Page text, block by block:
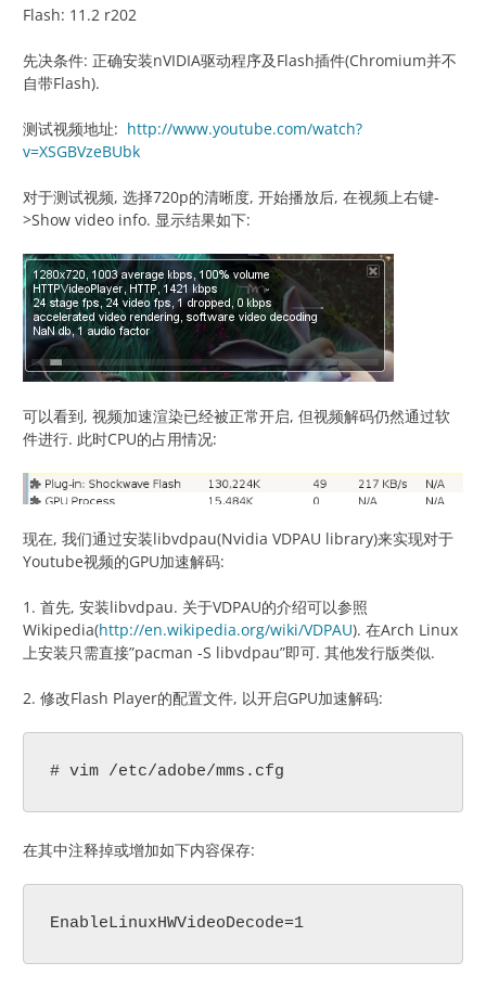
Flash: 11.2 r202
先决条件: 正确安装nVIDIA驱动程序及Flash插件(Chromium并不
自带Flash).
测试视频地址: http://www.youtube.com/watch?
v=XSGBVzeBUbk
对于测试视频, 选择720p的清晰度, 开始播放后, 在视频上右键-
>Show video info. 显示结果如下:
可以看到, 视频加速渲染已经被正常开启, 但视频解码仍然通过软
件进行. 此时CPU的占用情况:
现在, 我们通过安装libvdpau(Nvidia VDPAU library)来实现对于
Youtube视频的GPU加速解码:
1. 首先, 安装libvdpau. 关于VDPAU的介绍可以参照
Wikipedia(http://en.wikipedia.org/wiki/VDPAU). 在Arch Linux
上安装只需直接”pacman -S libvdpau”即可. 其他发行版类似.
2. 修改Flash Player的配置文件, 以开启GPU加速解码:
# vim /etc/adobe/mms.cfg
在其中注释掉或增加如下内容保存:
EnableLinuxHWVideoDecode=1